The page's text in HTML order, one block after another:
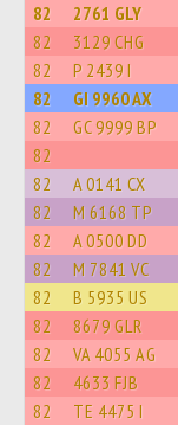
82 2761 GLY
82 3129 CHG
82 P 2439 I
82 GI 9960 AX
82 GC 9999 BP
82
82 A 0141 CX
82 M 6168 TP
82 A 0500 DD
82 M 7841 VC
82 B 5935 US
82 8679 GLR
82 VA 4055 AG
82 4633 FJB
82 TE 4475 I